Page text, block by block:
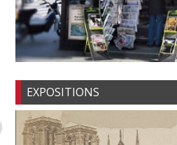
EXPOSITIONS